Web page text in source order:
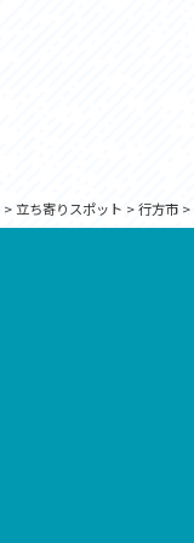
> 立ち寄りスポット >行方市>